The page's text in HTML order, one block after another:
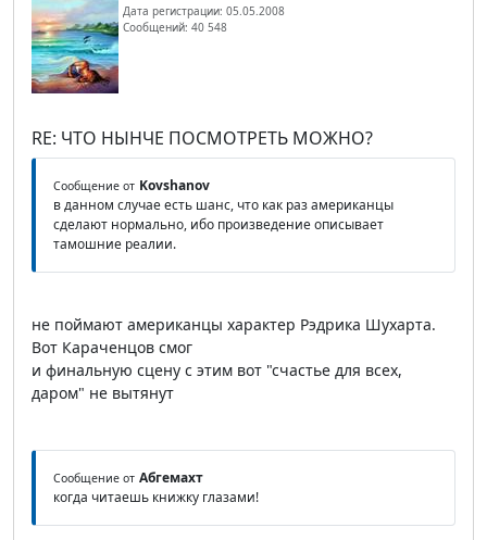
Дата регистрации: 05.05.2008
Сообщений: 40 548
RE: ЧТО НЫНЧЕ ПОСМОТРЕТЬ МОЖНО?
Сообщение от Kovshanov
в данном случае есть шанс, что как раз американцы
сделают нормально, ибо произведение описывает
тамошние реалии.
не поймают американцы характер Рэдрика Шухарта.
Вот Караченцов смог
и финальную сцену с этим вот "счастье для всех,
даром" не вытянут
Сообщение от Абгемахт
когда читаешь книжку глазами!